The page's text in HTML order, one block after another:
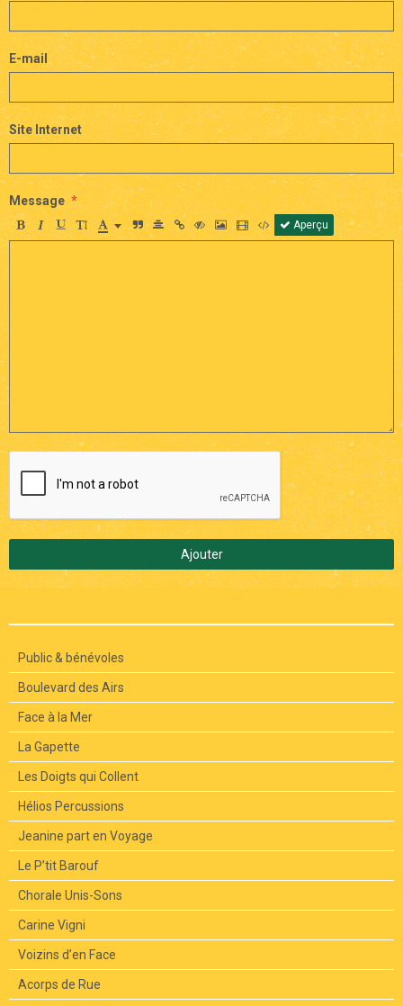
E-mail
Site Internet
Message
Aperçu
Ajouter
Public & bénévoles
Boulevard des Airs
Face à la Mer
La Gapette
Les Doigts qui Collent
Hélios Percussions
Jeanine part en Voyage
Le P’tit Barouf
Chorale Unis-Sons
Carine Vigni
Voizins d’en Face
Acorps de Rue